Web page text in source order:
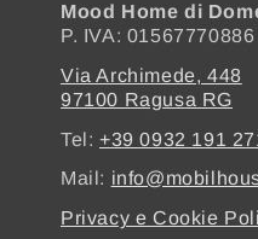
Mood Home di
P. IVA: 01567770886
Via Archimede, 448
97100 Ragusa RG
Tel: +39 0932 191
Mail:
Privacy e Cookie